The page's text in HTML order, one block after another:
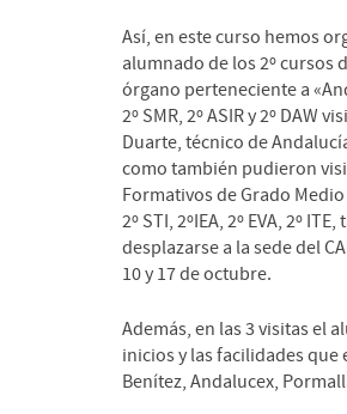
Así, en este curso hemos
alumnado de los 2º cursos
órgano perteneciente a
2º SMR, 2º ASIR y 2º
Duarte, técnico de
como también pudieron
Formativos de Grado Medio
2º STI, 2ºIEA, 2º EVA, 2º
desplazarse a la sede del
10 y 17 de octubre.
Además, en las 3 visitas el
inicios y las facilidades que
Benítez, Andalucex,